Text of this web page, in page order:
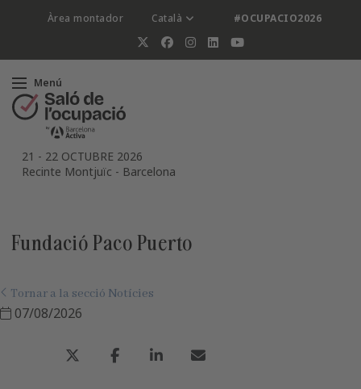
Àrea montador Català #OCUPACIO2026
Menú
21 - 22 OCTUBRE 2026
Recinte Montjuïc - Barcelona
Fundació Paco Puerto
Tornar a la secció Notícies
07/08/2026